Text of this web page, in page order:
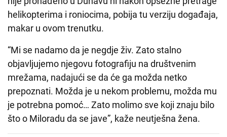
helikopterima i roniocima, pobija tu verziju događaja,
makar u ovom trenutku.
“Mi se nadamo da je negdje živ. Zato stalno
objavljujemo njegovu fotografiju na društvenim
mrežama, nadajući se da će ga možda netko
prepoznati. Možda je u nekom problemu, možda mu
je potrebna pomoć… Zato molimo sve koji znaju bilo
što o Miloradu da se jave”, kaže neutješna žena.